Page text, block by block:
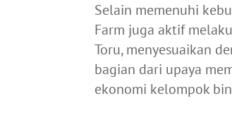
Selain memenuhi
Farm juga aktif
Toru, menyesuaikan
bagian dari upaya
ekonomi kelompok